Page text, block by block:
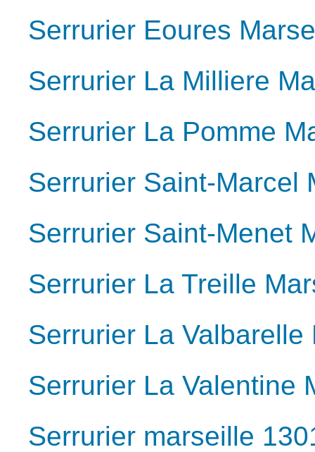
Serrurier Eoures
Serrurier La Milliere
Serrurier La Pomme
Serrurier Saint-Marcel
Serrurier Saint-Menet
Serrurier La Treille
Serrurier La Valbarelle
Serrurier La Valentine
Serrurier marseille